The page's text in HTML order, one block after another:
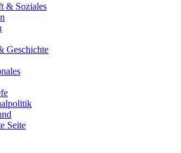
& Soziales
Geschichte
Seite